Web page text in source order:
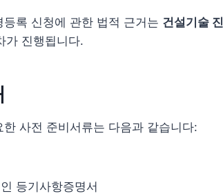
록 신청에 관한 법적 근거는 건설기술
가 진행됩니다.
사전 준비서류는 다음과 같습니다:
등기사항증명서